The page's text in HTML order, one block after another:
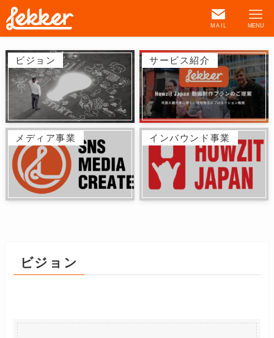
MAIL MENU
ビジョン サービス紹介
メディア事業 インバウンド事業
ビジョン